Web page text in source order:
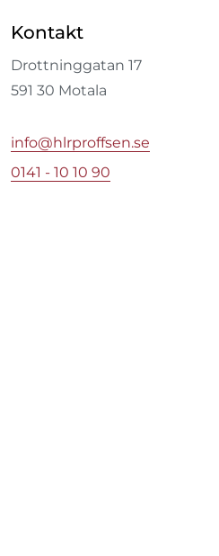
Kontakt
Drottninggatan 17
591 30 Motala​
info@hlrproffsen.se
0141 - 10 10 90